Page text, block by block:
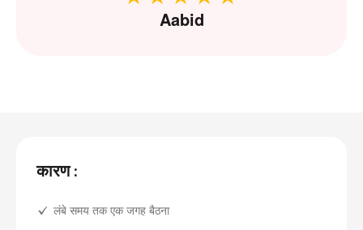
Aabid
कारण :
लंबे समय तक एक जगह बैठना